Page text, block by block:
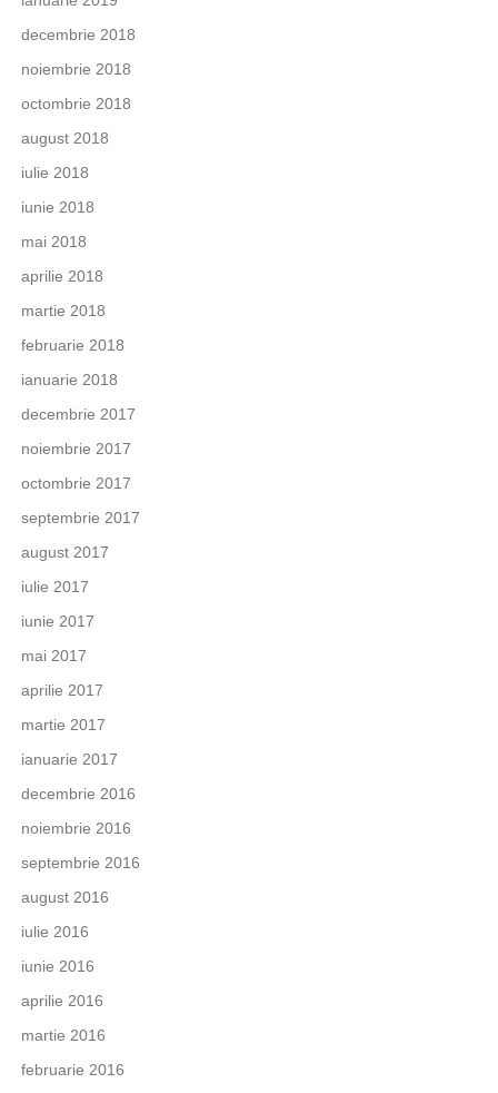
decembrie 2018
noiembrie 2018
octombrie 2018
august 2018
iulie 2018
iunie 2018
mai 2018
aprilie 2018
martie 2018
februarie 2018
ianuarie 2018
decembrie 2017
noiembrie 2017
octombrie 2017
septembrie 2017
august 2017
iulie 2017
iunie 2017
mai 2017
aprilie 2017
martie 2017
ianuarie 2017
decembrie 2016
noiembrie 2016
septembrie 2016
august 2016
iulie 2016
iunie 2016
aprilie 2016
martie 2016
februarie 2016